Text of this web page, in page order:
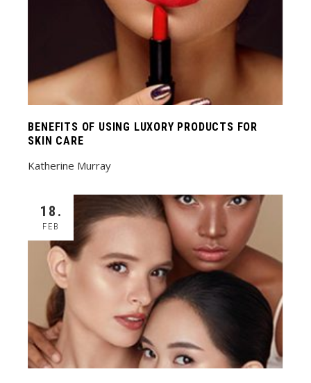
BENEFITS OF USING LUXORY PRODUCTS FOR
SKIN CARE
Katherine Murray
18.
FEB